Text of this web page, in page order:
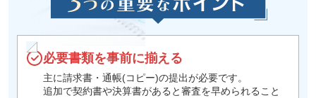
必要書類を事前に揃える
主に請求書・通帳(コピー)の提出が必要です。
追加で契約書や決算書があると審査を早められること